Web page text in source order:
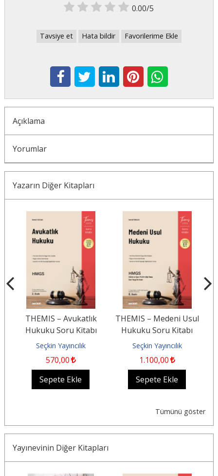
0.00/5
Tavsiye et Hata bildir Favorilerime Ekle
Açıklama
Yorumlar
Yazarın Diğer Kitapları
THEMIS – Avukatlık
Hukuku Soru Kitabı
Seçkin Yayıncılık
570,00
Sepete Ekle
THEMIS – Medeni Usul
Hukuku Soru Kitabı
Seçkin Yayıncılık
1.100,00
Sepete Ekle
Tümünü göster
Yayınevinin Diğer Kitapları